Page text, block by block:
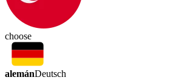
choose
alemánDeutsch